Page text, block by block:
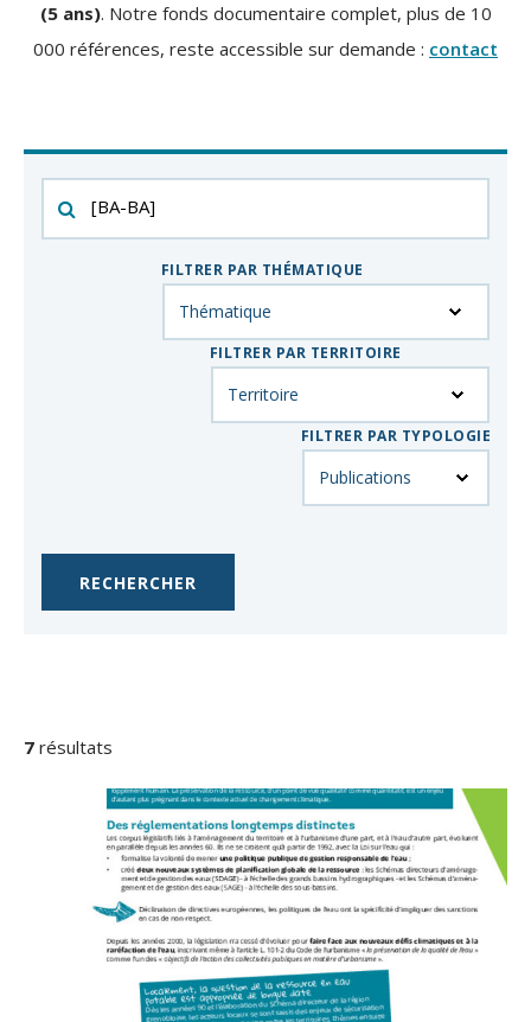
(5 ans). Notre fonds documentaire complet, plus de 10
000 références, reste accessible sur demande : contact
par
FILTRER PAR THÉMATIQUE
FILTRER PAR TERRITOIRE
FILTRER PAR TYPOLOGIE
DE
RECHERCHE
7 résultats